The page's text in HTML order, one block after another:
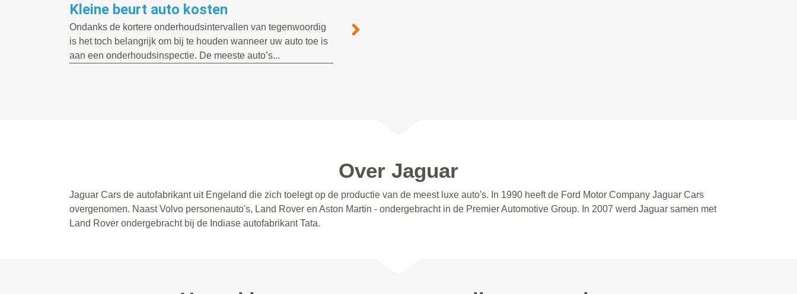
Kleine beurt auto kosten
Ondanks de kortere onderhoudsintervallen van tegenwoordig
is het toch belangrijk om bij te houden wanneer uw auto toe is
aan een onderhoudsinspectie. De meeste auto’s...
Over Jaguar
Jaguar Cars de autofabrikant uit Engeland die zich toelegt op de productie van de meest luxe auto's. In 1990 heeft de Ford Motor Company Jaguar Cars
overgenomen. Naast Volvo personenauto's, Land Rover en Aston Martin - ondergebracht in de Premier Automotive Group. In 2007 werd Jaguar samen met
Land Rover ondergebracht bij de Indiase autofabrikant Tata.